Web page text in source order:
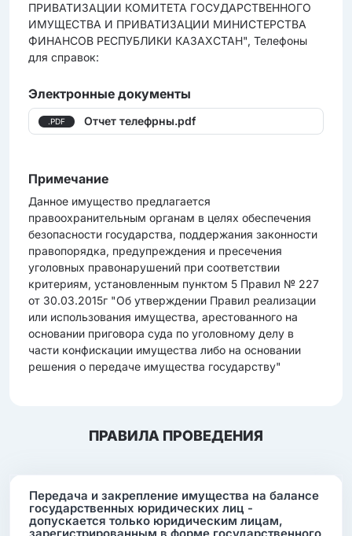
ПРИВАТИЗАЦИИ КОМИТЕТА ГОСУДАРСТВЕННОГО
ИМУЩЕСТВА И ПРИВАТИЗАЦИИ МИНИСТЕРСТВА
ФИНАНСОВ РЕСПУБЛИКИ КАЗАХСТАН", Телефоны
для справок:
Электронные документы
.PDF Отчет телефрны.pdf
Примечание
Данное имущество предлагается
правоохранительным органам в целях обеспечения
безопасности государства, поддержания законности
правопорядка, предупреждения и пресечения
уголовных правонарушений при соответствии
критериям, установленным пунктом 5 Правил № 227
от 30.03.2015г "Об утверждении Правил реализации
или использования имущества, арестованного на
основании приговора суда по уголовному делу в
части конфискации имущества либо на основании
решения о передаче имущества государству"
ПРАВИЛА ПРОВЕДЕНИЯ
Передача и закрепление имущества на балансе
государственных юридических лиц -
допускается только юридическим лицам,